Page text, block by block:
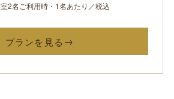
2名ご利用時・1名あたり／税込
プランを見る